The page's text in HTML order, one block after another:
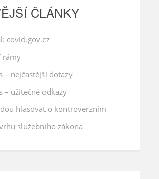
ČLÁNKY
covid.gov.cz
rámy
– nejčastější dotazy
– užitečné odkazy
hlasovat o kontroverzním
služebního zákona